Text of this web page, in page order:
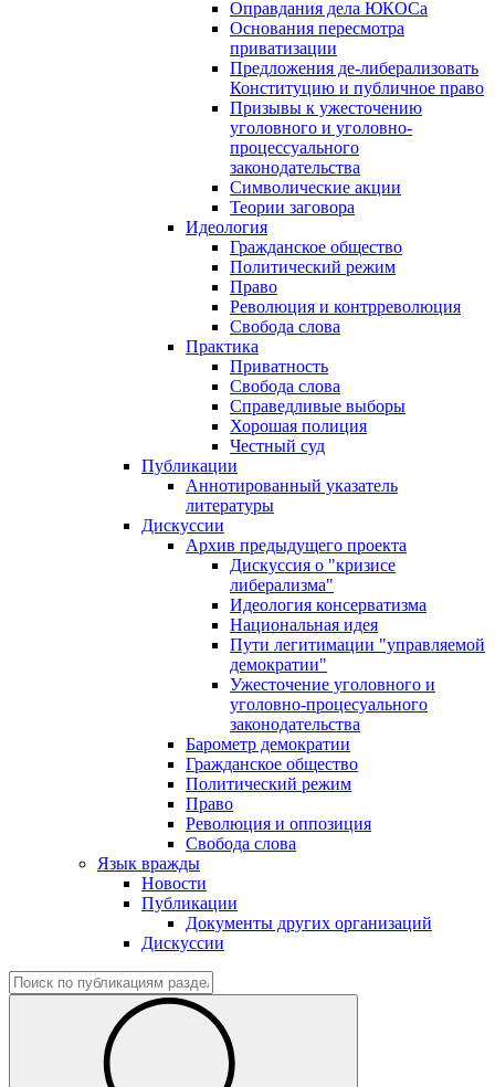
Оправдания дела ЮКОСа
Основания пересмотра
приватизации
Предложения де-либерализовать
Конституцию и публичное право
Призывы к ужесточению
уголовного и уголовно-
процессуального
законодательства
Символические акции
Теории заговора
Идеология
Гражданское общество
Политический режим
Право
Революция и контрреволюция
Свобода слова
Практика
Приватность
Свобода слова
Справедливые выборы
Хорошая полиция
Честный суд
Публикации
Аннотированный указатель
литературы
Дискуссии
Архив предыдущего проекта
Дискуссия о "кризисе
либерализма"
Идеология консерватизма
Национальная идея
Пути легитимации "управляемой
демократии"
Ужесточение уголовного и
уголовно-процесуального
законодательства
Барометр демократии
Гражданское общество
Политический режим
Право
Революция и оппозиция
Свобода слова
Язык вражды
Новости
Публикации
Документы других организаций
Дискуссии